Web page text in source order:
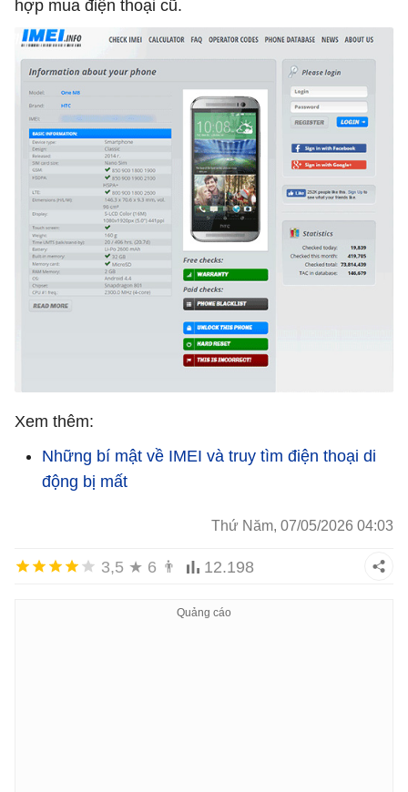
hợp mua điện thoại cũ.
Xem thêm:
Những bí mật về IMEI và truy tìm điện thoại di
động bị mất
Thứ Năm, 07/05/2026 04:03
3,5 ★ 6 👨 12.198